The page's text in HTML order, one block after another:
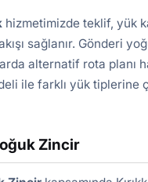
hizmetimizde teklif, yük
sağlanır. Gönderi
alternatif rota planı
ile farklı yük tiplerine
Zincir